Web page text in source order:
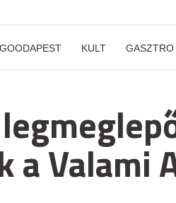
GOODAPEST KULT GASZTRO
a Valami